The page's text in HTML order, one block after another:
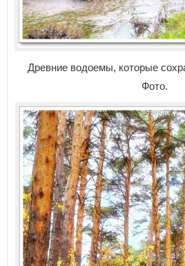
Древние водоемы, которые
Фото.